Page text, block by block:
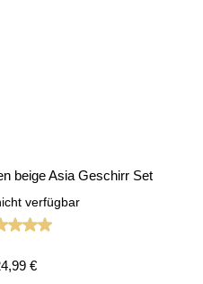
beige Asia Geschirr Set
verfügbar
Durchschnittliche Bewertung
Preis:
€